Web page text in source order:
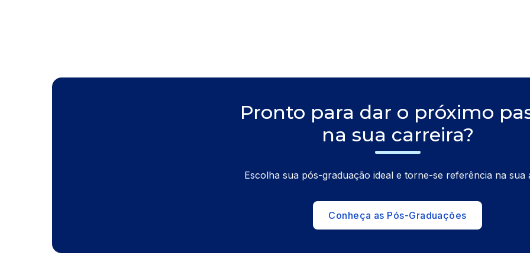
Pronto para dar o próximo
na sua carreira?
Escolha sua pós-graduação ideal e torne-se referência na sua
Conheça as Pós-Graduações